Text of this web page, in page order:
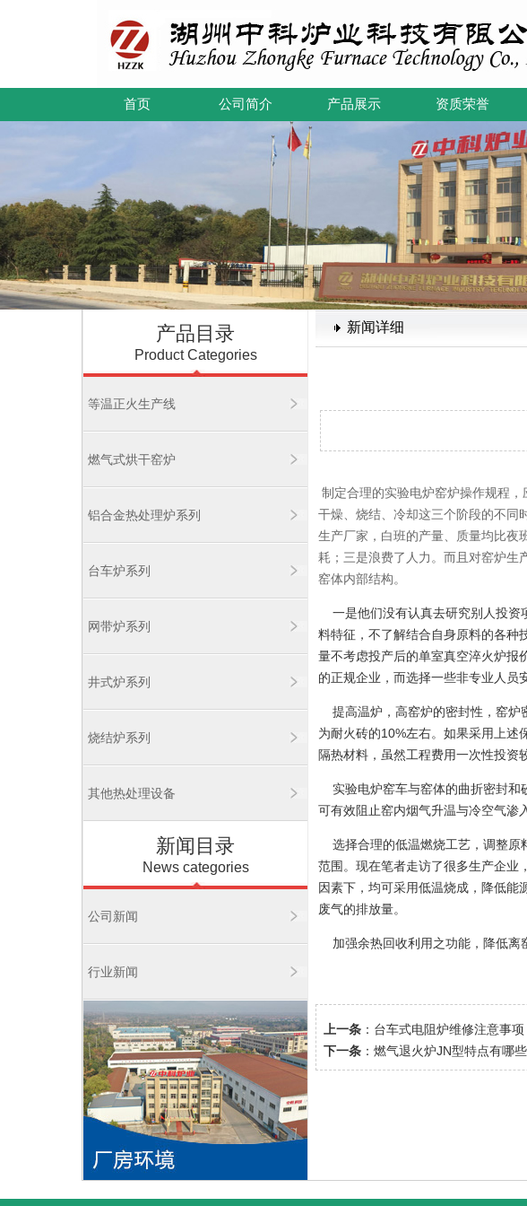
首页 公司简介 产品展示 资质荣誉
产品目录
Product Categories
等温正火生产线
燃气式烘干窑炉
铝合金热处理炉系列
台车炉系列
网带炉系列
井式炉系列
烧结炉系列
其他热处理设备
新闻目录
News categories
公司新闻
行业新闻
新闻详细
制定合理的实验电炉窑炉操作规程
干燥、烧结、冷却这三个阶段的不同
生产厂家，白班的产量、质量均比夜
耗；三是浪费了人力。而且对窑炉生
窑体内部结构。
一是他们没有认真去研究别人投资
料特征，不了解结合自身原料的各种
量不考虑投产后的单室真空淬火炉报
的正规企业，而选择一些非专业人员
提高温炉，高窑炉的密封性，窑炉
为耐火砖的10%左右。如果采用上述
隔热材料，虽然工程费用一次性投资
实验电炉窑车与窑体的曲折密封和
可有效阻止窑内烟气升温与冷空气渗
选择合理的低温燃烧工艺，调整原
范围。现在笔者走访了很多生产企
因素下，均可采用低温烧成，降低能
废气的排放量。
加强余热回收利用之功能，降低离
上一条 ： 台车式电阻炉维修注意事项
下一条 ： 燃气退火炉JN型特点有哪些